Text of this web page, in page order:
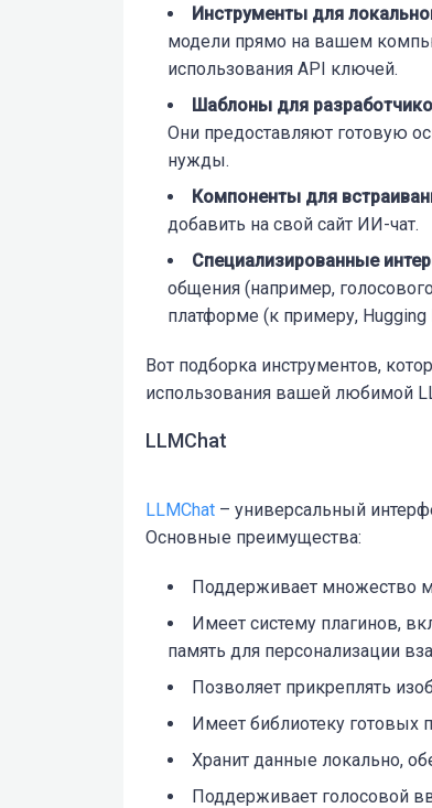
Инструменты для
модели прямо на вашем
использования API ключей.
Шаблоны для
Они предоставляют готовую
нужды.
Компоненты для
добавить на свой сайт ИИ-чат.
Специализированные
общения (например,
платформе (к примеру, Hugging
Вот подборка инструментов,
использования вашей любимой
LLMChat
LLMChat – универсальный
Основные преимущества:
Поддерживает множество
Имеет систему плагинов,
память для персонализации
Позволяет прикреплять
Имеет библиотеку готовых
Хранит данные локально,
Поддерживает голосовой